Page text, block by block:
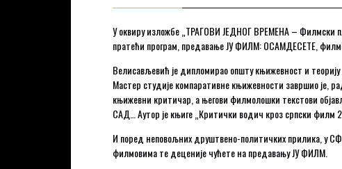
У оквиру изложбе „ТРАГОВИ ЈЕДНОГ ВРЕМЕНА – Филмски
пратећи програм, предавање ЈУ ФИЛМ: ОСАМДЕСЕТЕ,
Велисављевић је дипломирао општу књижевност и
Мастер студије компаративне књижевности завршио је,
књижевни критичар, а његови филмолошки текстови
САД… Аутор је књиге „Критички водич кроз српски филм
И поред неповољних друштвено-политичких прилика, у
филмовима те деценије чућете на предавању ЈУ ФИЛМ.